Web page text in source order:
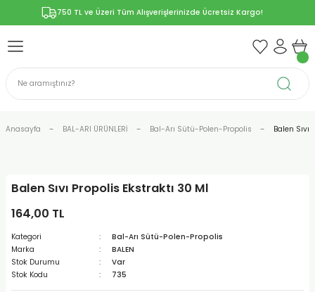
750 TL ve Üzeri Tüm Alışverişlerinizde Ücretsiz Kargo!
Geri Dön
Propolis
Geri Dön
Geri Dön
Geri Dön
KAPSÜLLER
Geri Dön
Anasayfa BAL-ARI ÜRÜNLERİ Bal-Arı Sütü-Polen-Propolis Balen
Balen Sıvı Propolis Ekstraktı 30 Ml
164,00 TL
Kategori
Bal-Arı Sütü-Polen-Propolis
Marka
BALEN
Stok Durumu
Var
Stok Kodu
735